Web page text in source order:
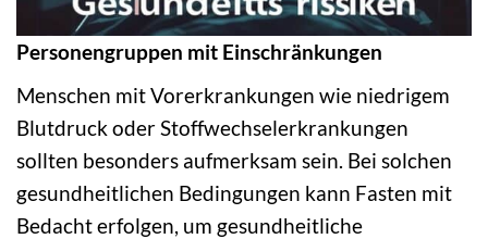
Personengruppen mit Einschränkungen
Menschen mit Vorerkrankungen wie niedrigem
Blutdruck oder Stoffwechselerkrankungen
sollten besonders aufmerksam sein. Bei solchen
gesundheitlichen Bedingungen kann Fasten mit
Bedacht erfolgen, um gesundheitliche